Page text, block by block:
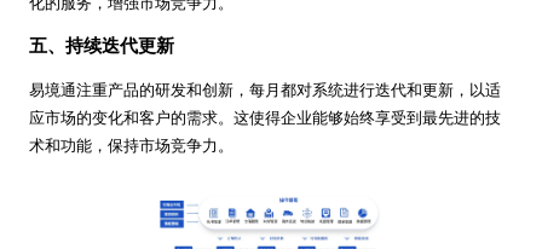
五、持续迭代更新
易境通注重产品的研发和创新，每月都对系统进行迭代和更新，以适
应市场的变化和客户的需求。这使得企业能够始终享受到最先进的技
术和功能，保持市场竞争力。